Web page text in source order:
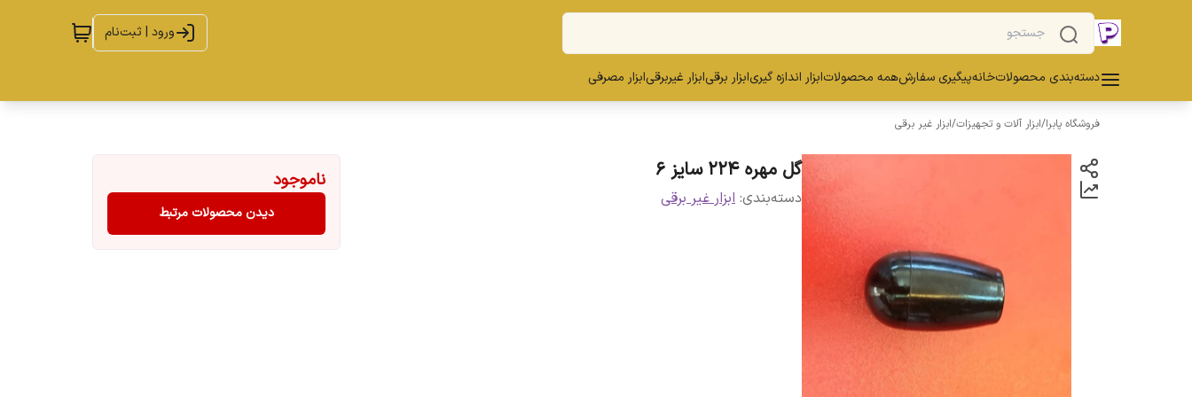
ورود | ثبت‌نام
دسته‌بندی محصولاتخانهپیگیری سفارشهمه محصولاتابزار اندازه گیریابزار برقیابزار غیربرقیابزار مصرفی
فروشگاه پابرا/ابزار آلات و تجهیزات/ابزار غیر برقی
گل مهره 224 سایز 6
دسته‌بندی: ابزار غیر برقی
ناموجود
دیدن محصولات مرتبط